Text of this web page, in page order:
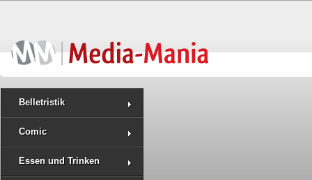
Belletristik
Comic
Essen und Trinken